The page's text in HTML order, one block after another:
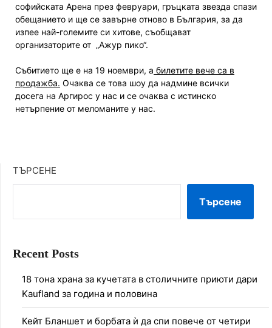
софийската Арена през февруари, гръцката звезда спази
обещанието и ще се завърне отново в България, за да
изпее най-големите си хитове, съобщават
организаторите от „Ажур пико“.
Събитието ще е на 19 ноември, а билетите вече са в
продажба. Очаква се това шоу да надмине всички
досега на Аргирос у нас и се очаква с истинско
нетърпение от меломаните у нас.
ТЪРСЕНЕ
Търсене
Recent Posts
18 тона храна за кучетата в столичните приюти дари
Kaufland за година и половина
Кейт Бланшет и борбата ѝ да спи повече от четири